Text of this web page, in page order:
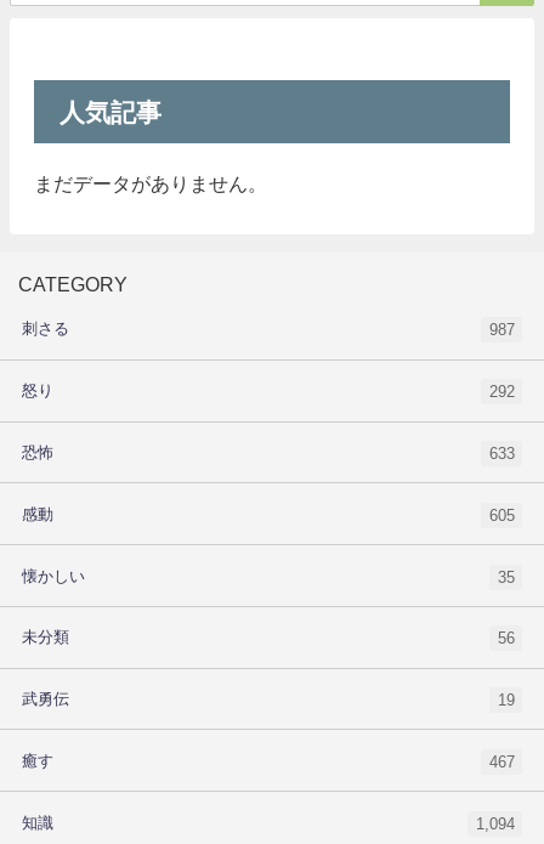
人気記事
まだデータがありません。
CATEGORY
刺さる 987
怒り 292
恐怖 633
感動 605
懐かしい 35
未分類 56
武勇伝 19
癒す 467
知識 1,094